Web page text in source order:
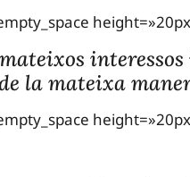
la mateixa